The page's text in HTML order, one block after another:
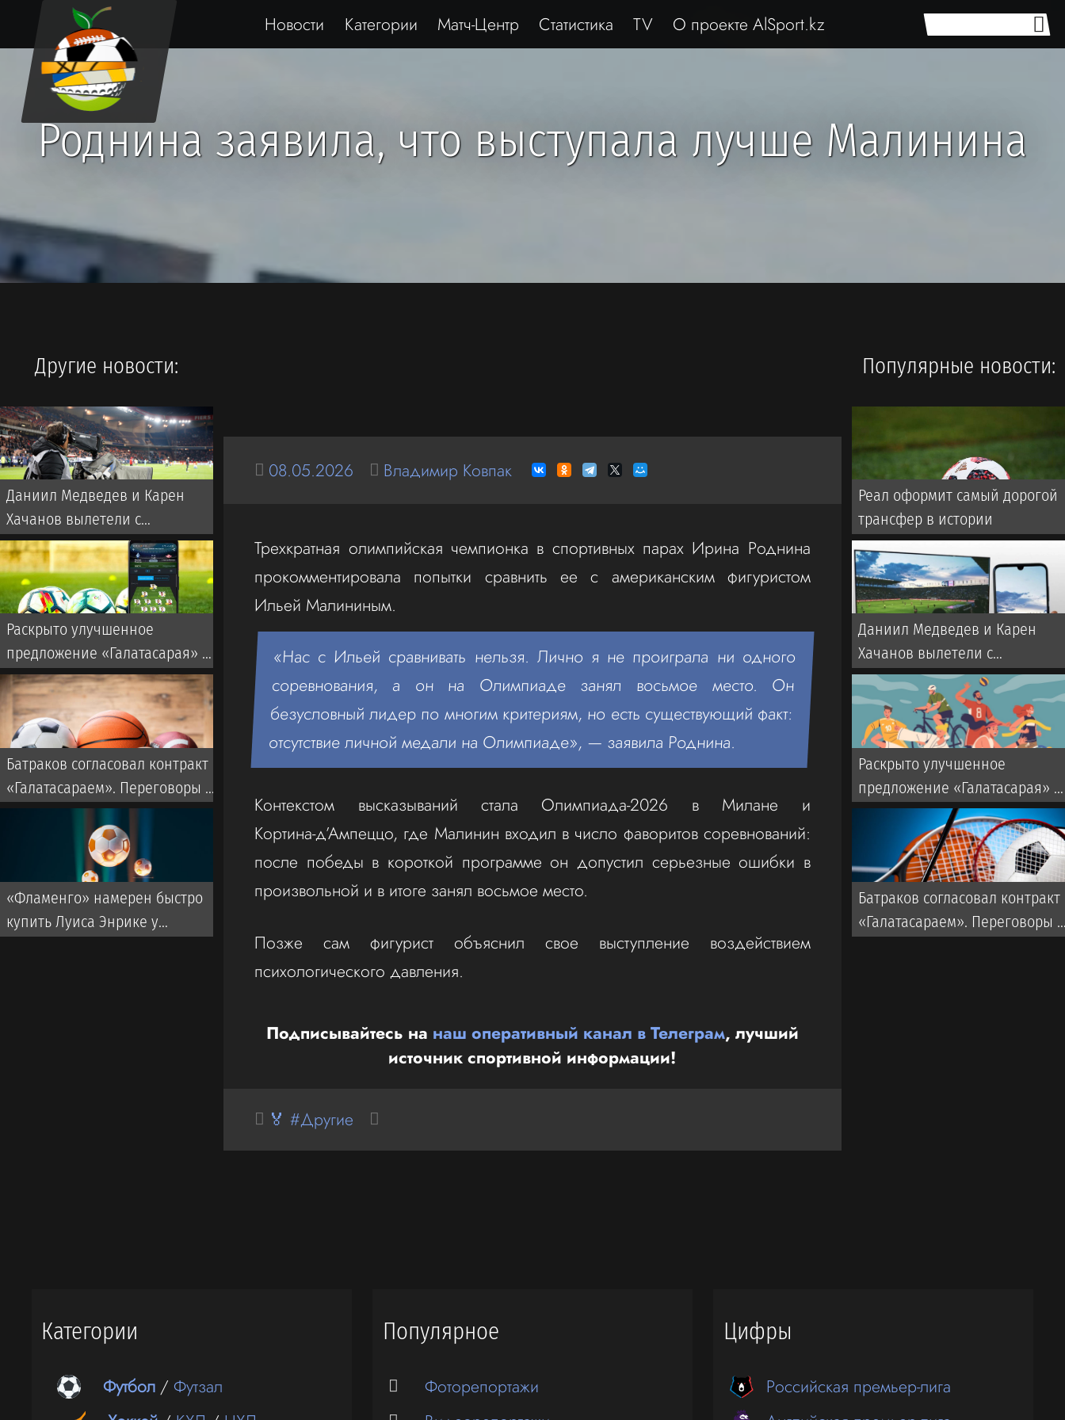
Новости Категории Матч-Центр Статистика TV О проекте AlSport.kz
Роднина заявила, что выступала лучше Малинина
08.05.2026 Владимир Ковпак
Трехкратная олимпийская чемпионка в спортивных парах Ирина Роднина
прокомментировала попытки сравнить ее с американским фигуристом
Ильей Малининым.
«Нас с Ильей сравнивать нельзя. Лично я не проиграла ни одного
соревнования, а он на Олимпиаде занял восьмое место. Он
безусловный лидер по многим критериям, но есть существующий факт:
отсутствие личной медали на Олимпиаде», — заявила Роднина.
Контекстом высказываний стала Олимпиада‑2026 в Милане и
Кортина‑д’Ампеццо, где Малинин входил в число фаворитов соревнований:
после победы в короткой программе он допустил серьезные ошибки в
произвольной и в итоге занял восьмое место.
Позже сам фигурист объяснил свое выступление воздействием
психологического давления.
Подписывайтесь на наш оперативный канал в Телеграм, лучший
источник спортивной информации!
🏅 #Другие
Другие новости:
Даниил Медведев и Карен
Хачанов вылетели с
«Мастерса» в Монреале
Раскрыто улучшенное
предложение «Галатасарая» по
Батракову из «Локомотива»
Батраков согласовал контракт с
«Галатасараем». Переговоры с
«Локомотивом» продолжаются
«Фламенго» намерен быстро
купить Луиса Энрике у
Популярные новости:
Реал оформит самый дорогой
трансфер в истории
Даниил Медведев и Карен
Хачанов вылетели с
«Мастерса» в Монреале
Раскрыто улучшенное
предложение «Галатасарая»
Батракову из «Локомотива»
Батраков согласовал контракт
«Галатасараем». Переговоры с
Категории
Футбол /Футзал
Популярное
Фоторепортажи
Цифры
Российская премьер-лига